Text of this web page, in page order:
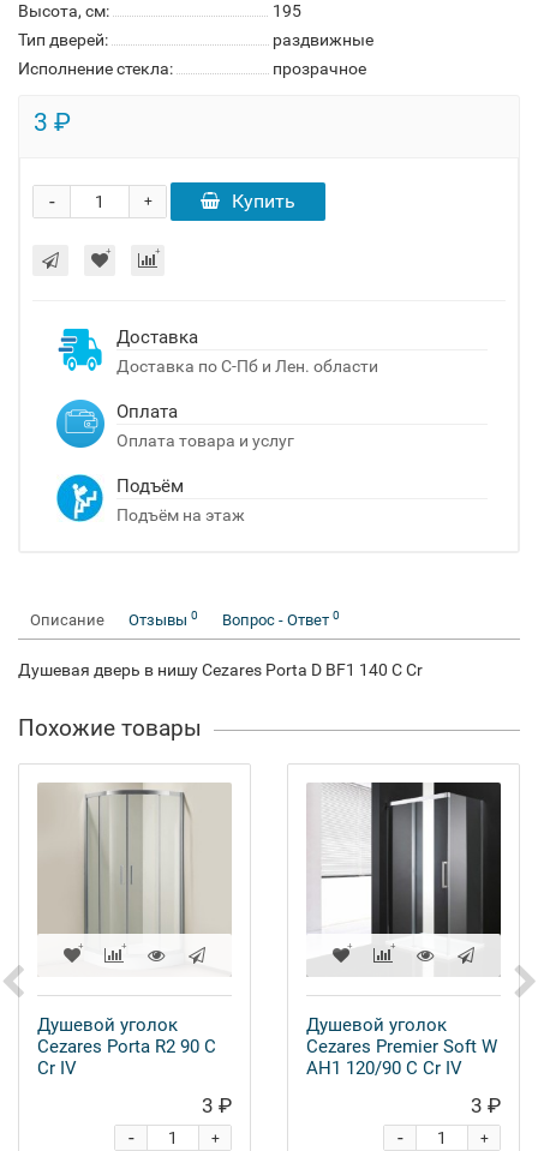
Высота, см:
195
Тип дверей:
раздвижные
Исполнение стекла:
прозрачное
3 ₽
+
- Купить
Доставка
Доставка по С-Пб и Лен. области
Оплата
Оплата товара и услуг
Подъём
Подъём на этаж
Описание Отзывы 0 Вопрос - Ответ 0
Душевая дверь в нишу Cezares Porta D BF1 140 C Cr
Похожие товары
Душевой уголок
Cezares Porta R2 90 C
Cr IV
3 ₽
+
-
Душевой уголок
Cezares Premier Soft W
AH1 120/90 C Cr IV
3 ₽
+
-